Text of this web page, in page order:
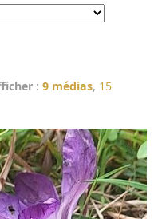
:9 médias, 15